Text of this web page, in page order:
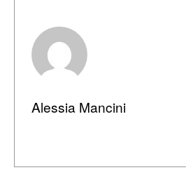
Alessia Mancini